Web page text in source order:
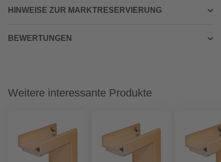
HINWEISE ZUR MARKTRESERVIERUNG
BEWERTUNGEN
Weitere interessante Produkte